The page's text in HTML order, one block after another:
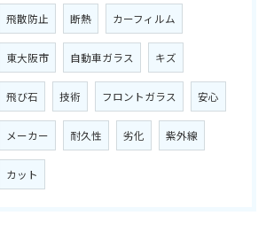
飛散防止 断熱 カーフィルム
東大阪市 自動車ガラス キズ
飛び石 技術 フロントガラス 安心
メーカー 耐久性 劣化 紫外線
カット